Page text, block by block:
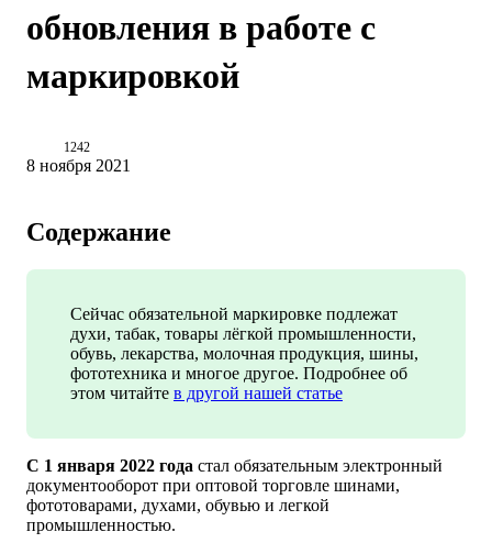
обновления в работе с
маркировкой
1242
8 ноября 2021
Содержание
Сейчас обязательной маркировке подлежат
духи, табак, товары лёгкой промышленности,
обувь, лекарства, молочная продукция, шины,
фототехника и многое другое. Подробнее об
этом читайте в другой нашей статье
С 1 января 2022 года стал обязательным электронный
документооборот при оптовой торговле шинами,
фототоварами, духами, обувью и легкой
промышленностью.